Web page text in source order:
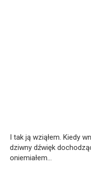
I tak ją wziąłem. Kiedy
dziwny dźwięk
oniemiałem…